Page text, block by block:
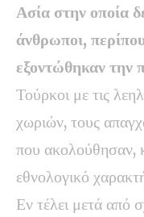
Ασία στην οποία
άνθρωποι,
εξοντώθηκαν την
Τούρκοι με τις
χωριών, τους
που ακολούθησαν,
εθνολογικό
Εν τέλει μετά από